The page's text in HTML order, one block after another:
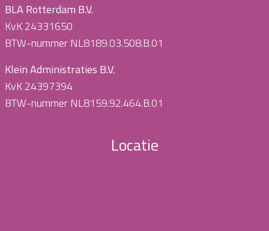
BLA Rotterdam B.V.
KvK 24331650
BTW-nummer NL8189.03.508.B.01
Klein Administraties B.V.
KvK 24397394
BTW-nummer NL8159.92.464.B.01
Locatie